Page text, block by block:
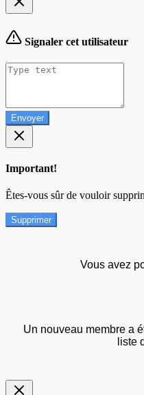
Signaler cet utilisateur
Envoyer
Important!
Êtes-vous sûr de vouloir
Supprimer
Vous avez
Un nouveau membre a
liste